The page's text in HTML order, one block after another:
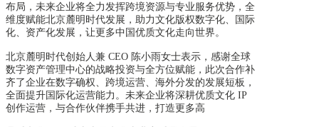
布局，未来企业将全力发挥跨境资源与专业服务优势，全
维度赋能北京麓明时代发展，助力文化版权数字化、国际
化、资产化发展，让更多中国优质文化走向世界。
北京麓明时代创始人兼 CEO 陈小雨女士表示，感谢全球
数字资产管理中心的战略投资与全方位赋能，此次合作补
齐了企业在数字确权、跨境运营、海外分发的发展短板，
全面提升国际化运营能力。未来企业将深耕优质文化 IP
创作运营，与合作伙伴携手共进，打造更多高